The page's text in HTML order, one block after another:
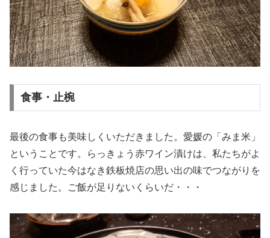
食事・止椀
最後の食事も美味しくいただきました。愛媛の「みま米」
ということです。らっきょう赤ワイン漬けは、私たちがよ
く行っていた今はなき鉄板焼店の思い出の味でつながりを
感じました。ご飯が足りないくらいだ・・・